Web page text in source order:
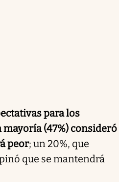
para los
(47%) consideró
peor; un 20%, que
que se mantendrá